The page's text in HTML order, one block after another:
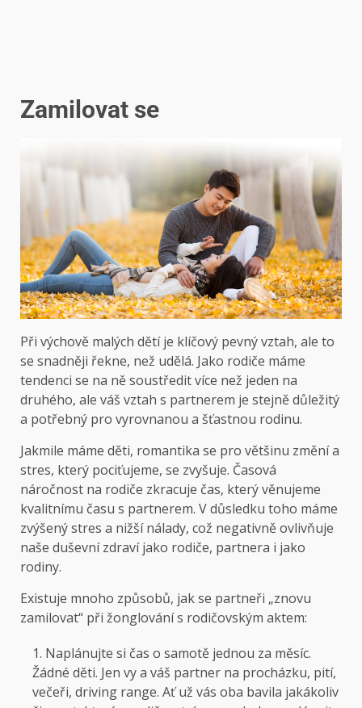
Zamilovat se
Při výchově malých dětí je klíčový pevný vztah, ale to
se snadněji řekne, než udělá. Jako rodiče máme
tendenci se na ně soustředit více než jeden na
druhého, ale váš vztah s partnerem je stejně důležitý
a potřebný pro vyrovnanou a šťastnou rodinu.
Jakmile máme děti, romantika se pro většinu změní a
stres, který pociťujeme, se zvyšuje. Časová
náročnost na rodiče zkracuje čas, který věnujeme
kvalitnímu času s partnerem. V důsledku toho máme
zvýšený stres a nižší nálady, což negativně ovlivňuje
naše duševní zdraví jako rodiče, partnera i jako
rodiny.
Existuje mnoho způsobů, jak se partneři „znovu
zamilovat“ při žonglování s rodičovským aktem:
Naplánujte si čas o samotě jednou za měsíc.
Žádné děti. Jen vy a váš partner na procházku, pití,
večeři, driving range. Ať už vás oba bavila jakákoliv